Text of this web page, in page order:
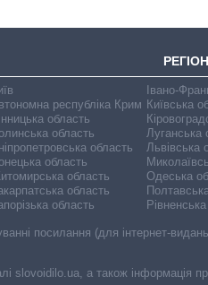
республіка Крим
область
область
область
область
область
область
область
Івано-
Київська
Луганська
Львівська
Одеська
посилання (для інтернет-
slovoidilo.ua, а також